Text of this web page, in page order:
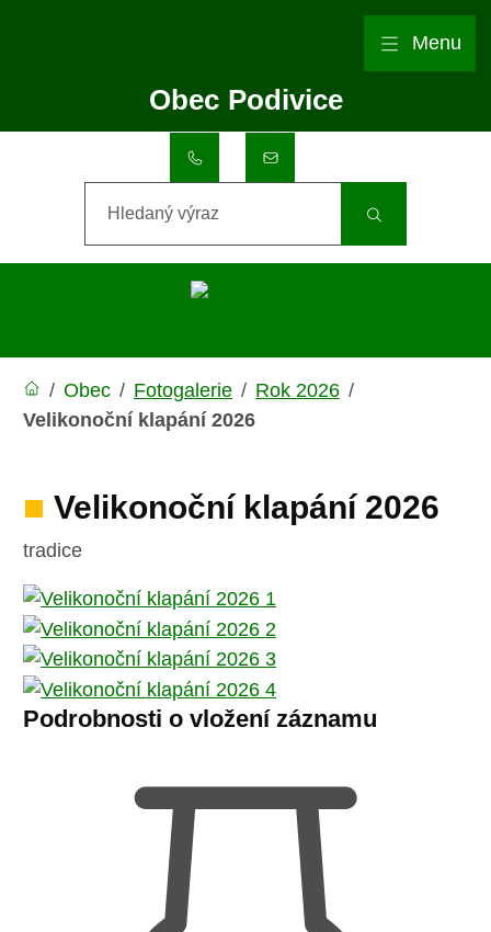
Obec Podivice
+420 517 357 002obec@podivice.eu
Hledaný výraz
Menu
/ Obec / Fotogalerie / Rok 2026 /
Velikonoční klapání 2026
Velikonoční klapání 2026
tradice
Podrobnosti o vložení záznamu